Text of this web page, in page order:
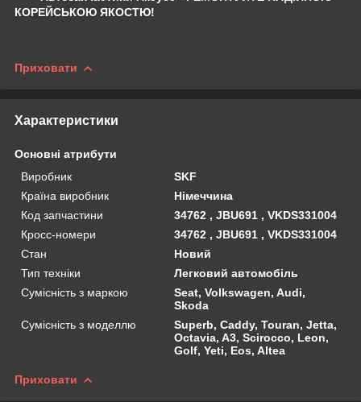
КОРЕЙСЬКОЮ ЯКОСТЮ!
Приховати
Характеристики
Основні атрибути
Виробник
SKF
Країна виробник
Німеччина
Код запчастини
34762 , JBU691 , VKDS331004
Кросс-номери
34762 , JBU691 , VKDS331004
Стан
Новий
Тип техніки
Легковий автомобіль
Сумісність з маркою
Seat, Volkswagen, Audi,
Skoda
Сумісність з моделлю
Superb, Caddy, Touran, Jetta,
Octavia, A3, Scirocco, Leon,
Golf, Yeti, Eos, Altea
Приховати